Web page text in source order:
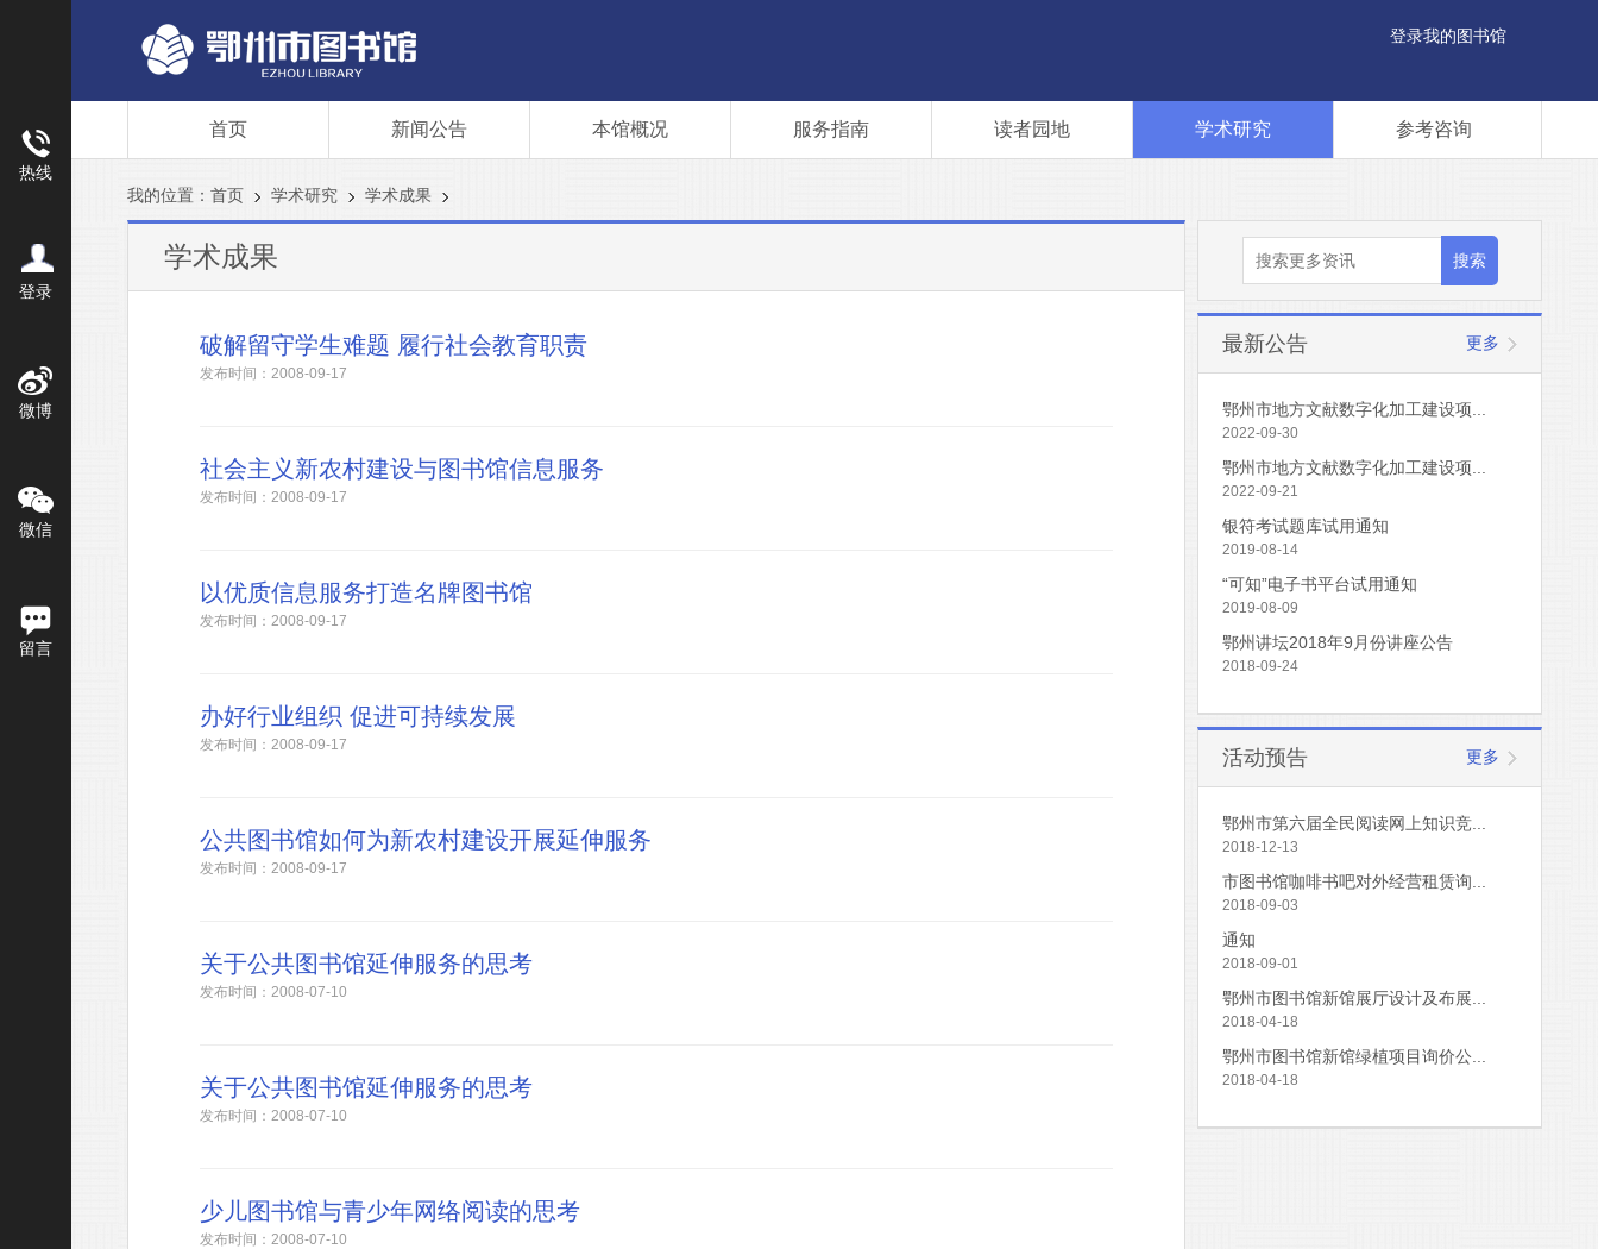
热线
登录
微博
微信
留言
登录我的图书馆
首页 新闻公告 本馆概况 服务指南 读者园地 学术研究 参考咨询
我的位置： 首页 学术研究 学术成果
学术成果
破解留守学生难题 履行社会教育职责
发布时间：2008-09-17
社会主义新农村建设与图书馆信息服务
发布时间：2008-09-17
以优质信息服务打造名牌图书馆
发布时间：2008-09-17
办好行业组织 促进可持续发展
发布时间：2008-09-17
公共图书馆如何为新农村建设开展延伸服务
发布时间：2008-09-17
关于公共图书馆延伸服务的思考
发布时间：2008-07-10
关于公共图书馆延伸服务的思考
发布时间：2008-07-10
少儿图书馆与青少年网络阅读的思考
发布时间：2008-07-10
最新公告 更多
鄂州市地方文献数字化加工建设项...
2022-09-30
鄂州市地方文献数字化加工建设项...
2022-09-21
银符考试题库试用通知
2019-08-14
“可知”电子书平台试用通知
2019-08-09
鄂州讲坛2018年9月份讲座公告
2018-09-24
活动预告 更多
鄂州市第六届全民阅读网上知识竞...
2018-12-13
市图书馆咖啡书吧对外经营租赁询...
2018-09-03
通知
2018-09-01
鄂州市图书馆新馆展厅设计及布展...
2018-04-18
鄂州市图书馆新馆绿植项目询价公...
2018-04-18